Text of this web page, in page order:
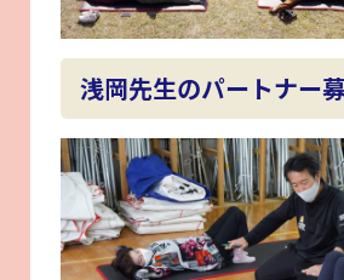
浅岡先生のパートナー